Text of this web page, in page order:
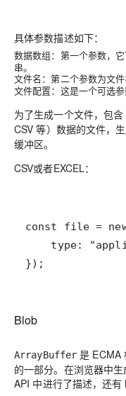
具体参数描述如下：
数据数组 ：第一个参数，
串。
文件名 ：第二个参数为文
文件配置 ：这是一个可选
为了生成一个文件，包含
CSV 等）数据的文件，
缓冲区。
CSV或者EXCEL：
});
Blob
ArrayBuffer 是 ECMA
的一部分。在浏览器中
API 中进行了描述，还有